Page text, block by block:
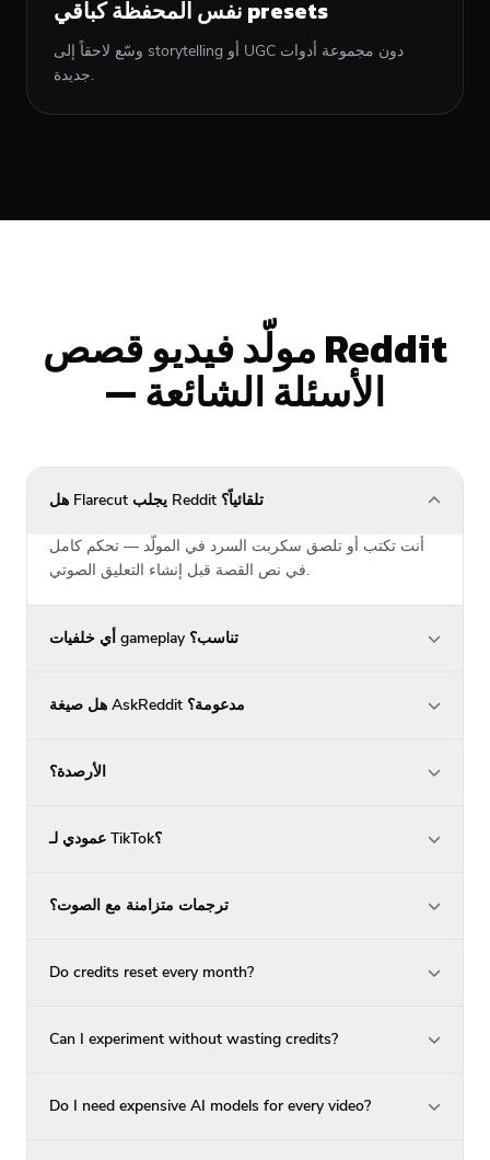
نفس المحفظة كباقي presets
وسّع لاحقاً إلى storytelling أو UGC دون مجموعة أدوات
جديدة.
مولّد فيديو قصص Reddit
— الأسئلة الشائعة
هل Flarecut يجلب Reddit تلقائياً؟
أنت تكتب أو تلصق سكربت السرد في المولّد — تحكم كامل
في نص القصة قبل إنشاء التعليق الصوتي.
أي خلفيات gameplay تناسب؟
هل صيغة AskReddit مدعومة؟
الأرصدة؟
عمودي لـ TikTok؟
ترجمات متزامنة مع الصوت؟
Do credits reset every month?
Can I experiment without wasting credits?
Do I need expensive AI models for every video?